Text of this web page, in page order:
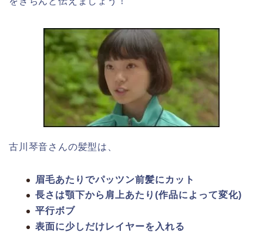
古川琴音さんの髪型は、
眉毛あたりでパッツン前髪にカット
長さは顎下から肩上あたり(作品によって変化)
平行ボブ
表面に少しだけレイヤーを入れる